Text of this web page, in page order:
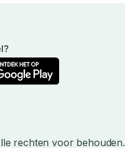
rechten voor behouden.